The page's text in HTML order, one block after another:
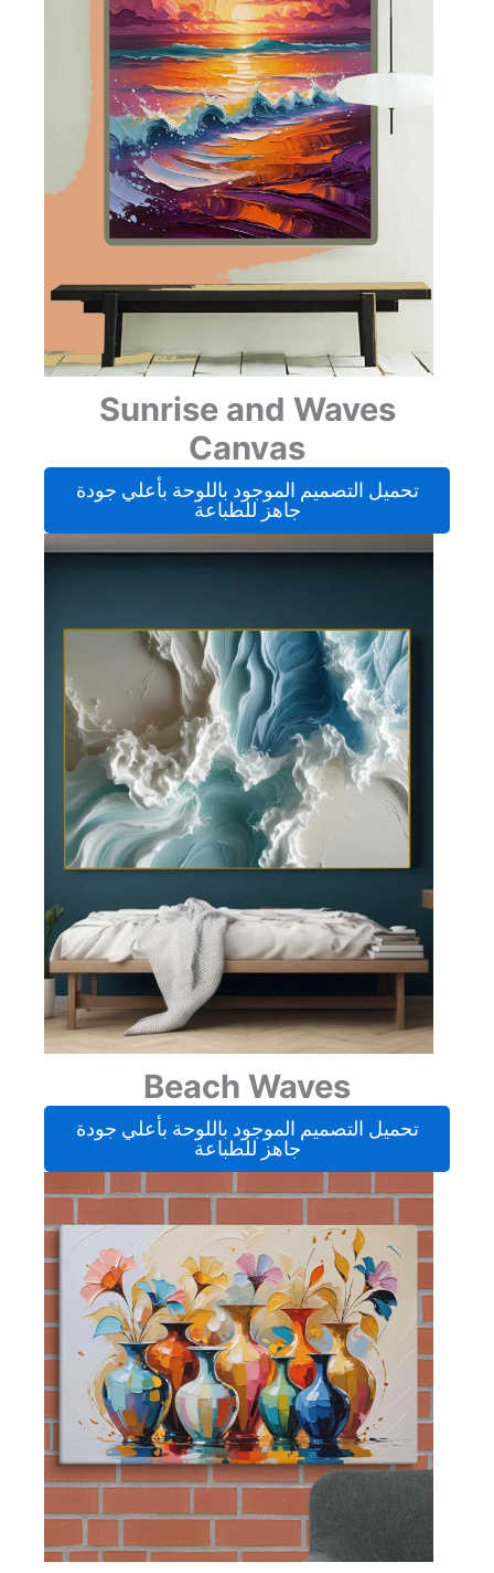
Sunrise and Waves
Canvas
تحميل التصميم الموجود باللوحة بأعلي جودة
جاهز للطباعة
Beach Waves
تحميل التصميم الموجود باللوحة بأعلي جودة
جاهز للطباعة